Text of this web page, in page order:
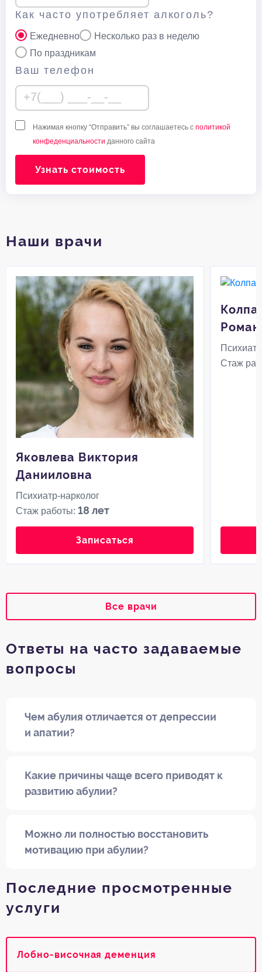
Как часто употребляет алкоголь?
Ежедневно
Несколько раз в неделю
По праздникам
Ваш телефон
Нажимая кнопку “Отправить” вы соглашаетесь с политикой
конфеденциальности данного сайта
Узнать стоимость
Наши врачи
Яковлева Виктория
Данииловна
Психиатр-нарколог
Стаж работы:18 лет
Записаться
Стаж
Все врачи
Ответы на часто задаваемые
вопросы
Чем абулия отличается от депрессии
и апатии?
Какие причины чаще всего приводят к
развитию абулии?
Можно ли полностью восстановить
мотивацию при абулии?
Последние просмотренные
услуги
Лобно-височная деменция